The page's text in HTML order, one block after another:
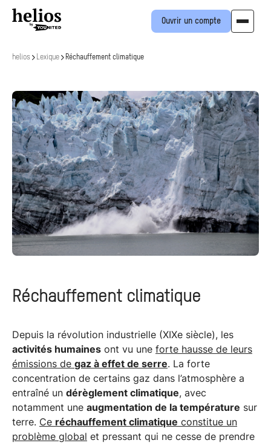
Ouvrir un compte
helios Lexique Réchauffement climatique
Réchauffement climatique
Depuis la révolution industrielle (XIXe siècle), les
activités humaines ont vu une forte hausse de leurs
émissions de gaz à effet de serre. La forte
concentration de certains gaz dans l’atmosphère a
entraîné un dérèglement climatique, avec
notamment une augmentation de la température sur
terre. Ce réchauffement climatique constitue un
problème global et pressant qui ne cesse de prendre